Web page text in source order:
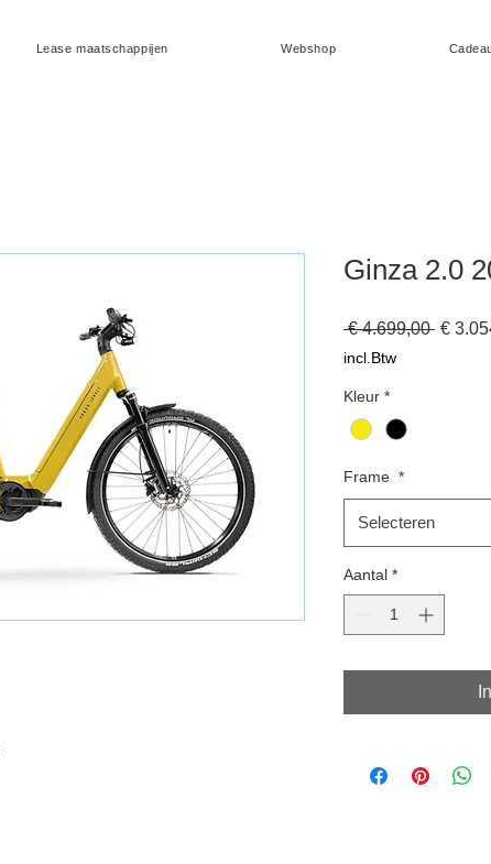
Lease maatschappijen Webshop
Ginza 2.0
€ 4.699,00 €
incl.Btw
Kleur *
Frame *
Selecteren
Aantal *